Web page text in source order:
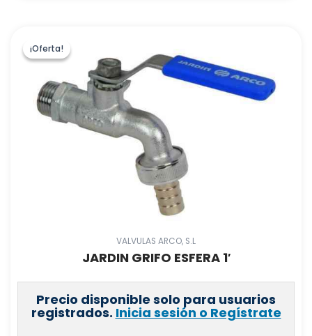
¡Oferta!
¡Oferta!
VALVULAS ARCO, S.L
JARDIN GRIFO ESFERA 1′
Precio disponible solo para usuarios
registrados. Inicia sesión o Regístrate